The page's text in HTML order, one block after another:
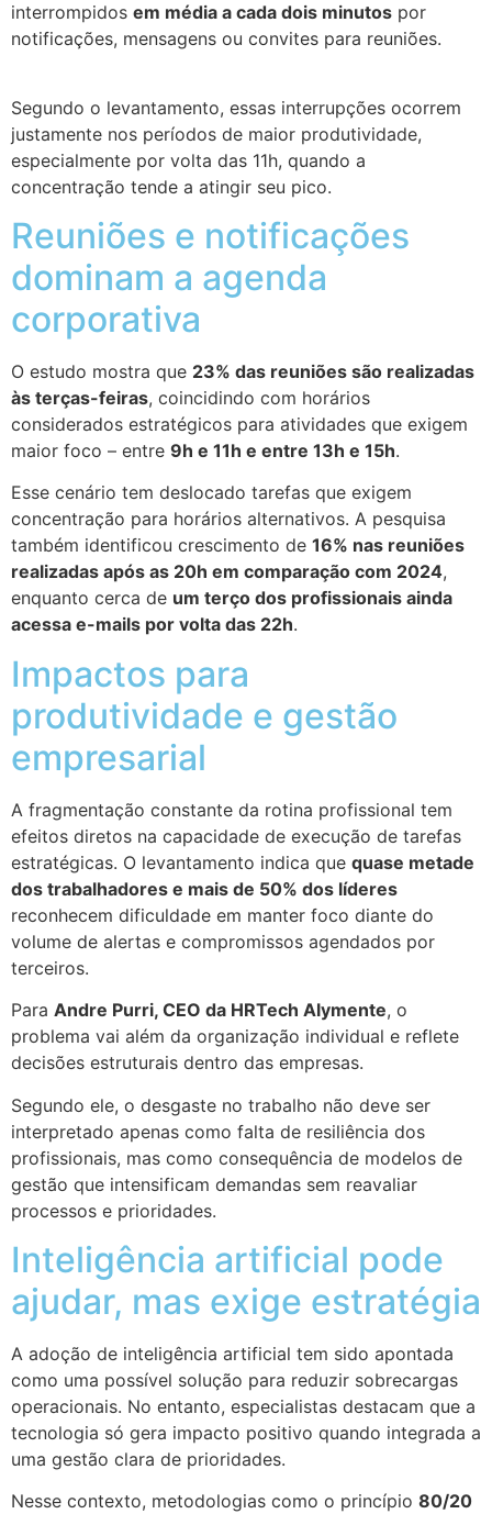
interrompidos em média a cada dois minutos por
notificações, mensagens ou convites para reuniões.
Segundo o levantamento, essas interrupções ocorrem
justamente nos períodos de maior produtividade,
especialmente por volta das 11h, quando a
concentração tende a atingir seu pico.
Reuniões e notificações
dominam a agenda
corporativa
O estudo mostra que 23% das reuniões são realizadas
às terças-feiras, coincidindo com horários
considerados estratégicos para atividades que exigem
maior foco – entre 9h e 11h e entre 13h e 15h.
Esse cenário tem deslocado tarefas que exigem
concentração para horários alternativos. A pesquisa
também identificou crescimento de 16% nas reuniões
realizadas após as 20h em comparação com 2024,
enquanto cerca de um terço dos profissionais ainda
acessa e-mails por volta das 22h.
Impactos para
produtividade e gestão
empresarial
A fragmentação constante da rotina profissional tem
efeitos diretos na capacidade de execução de tarefas
estratégicas. O levantamento indica que quase metade
dos trabalhadores e mais de 50% dos líderes
reconhecem dificuldade em manter foco diante do
volume de alertas e compromissos agendados por
terceiros.
Para Andre Purri, CEO da HRTech Alymente, o
problema vai além da organização individual e reflete
decisões estruturais dentro das empresas.
Segundo ele, o desgaste no trabalho não deve ser
interpretado apenas como falta de resiliência dos
profissionais, mas como consequência de modelos de
gestão que intensificam demandas sem reavaliar
processos e prioridades.
Inteligência artificial pode
ajudar, mas exige estratégia
A adoção de inteligência artificial tem sido apontada
como uma possível solução para reduzir sobrecargas
operacionais. No entanto, especialistas destacam que a
tecnologia só gera impacto positivo quando integrada a
uma gestão clara de prioridades.
Nesse contexto, metodologias como o princípio 80/20